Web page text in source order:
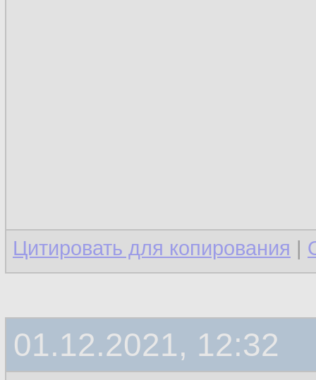
Цитировать для копирования |
01.12.2021, 12:32